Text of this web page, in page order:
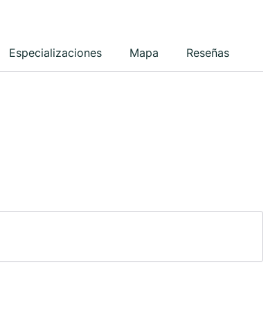
Especializaciones Mapa Reseñas